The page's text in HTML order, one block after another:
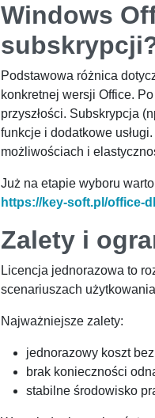
Windows
Podstawowa różnica
konkretnej wersji Office.
przyszłości. Subskrypcja
funkcje i dodatkowe
możliwościach i
Już na etapie wyboru
https://key-soft.pl/office-
Zalety i
Licencja jednorazowa to
scenariuszach
Najważniejsze zalety:
jednorazowy koszt
brak konieczności
stabilne środowisko